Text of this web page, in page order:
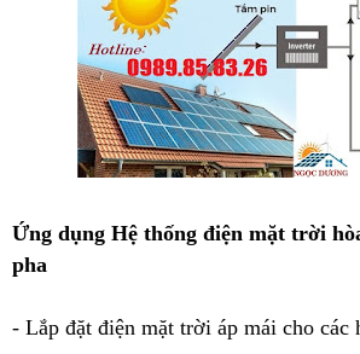
Ứng dụng Hệ thống điện mặt trời
pha
- Lắp đặt điện mặt trời áp mái cho các